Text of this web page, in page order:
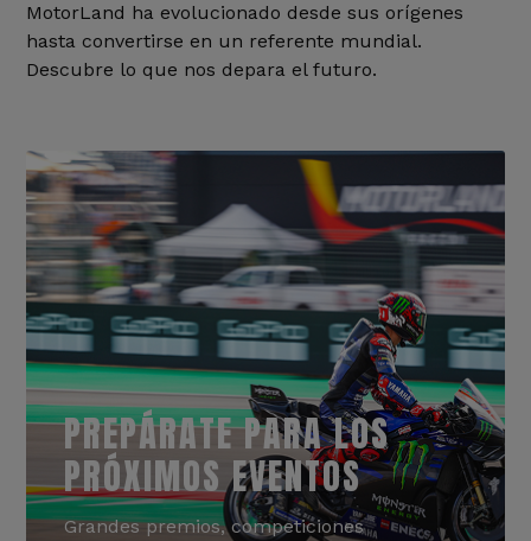
MotorLand ha evolucionado desde sus orígenes
hasta convertirse en un referente mundial.
Descubre lo que nos depara el futuro.
PREPÁRATE PARA LOS
PRÓXIMOS EVENTOS
Grandes premios, competiciones